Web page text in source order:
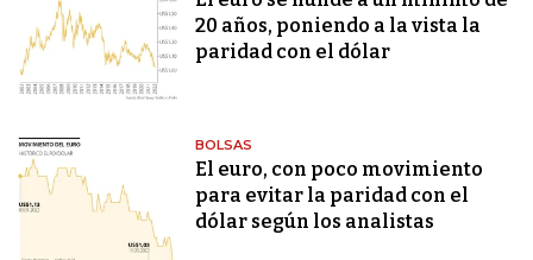
20 años, poniendo a la vista la
paridad con el dólar
BOLSAS
El euro, con poco movimiento
para evitar la paridad con el
dólar según los analistas